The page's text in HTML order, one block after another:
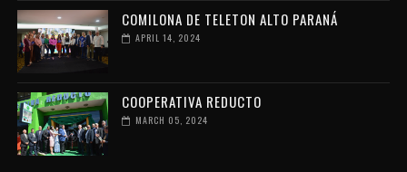
COMILONA DE TELETON ALTO PARANÁ
APRIL 14, 2024
COOPERATIVA REDUCTO
MARCH 05, 2024